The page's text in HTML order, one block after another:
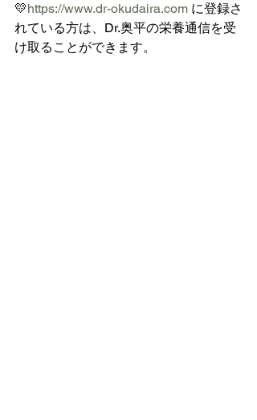
💛https://www.dr-okudaira.com に登録さ
れている方は、Dr.奥平の栄養通信を受
け取ることができます。